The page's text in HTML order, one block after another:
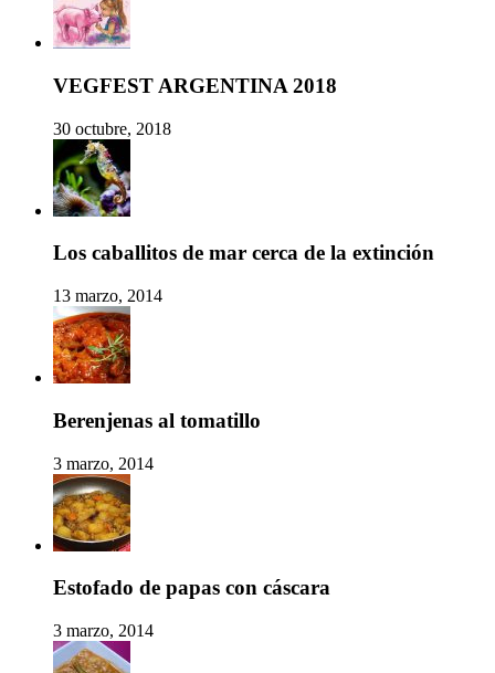
VEGFEST ARGENTINA 2018
30 octubre, 2018
Los caballitos de mar cerca de la extinción
13 marzo, 2014
Berenjenas al tomatillo
3 marzo, 2014
Estofado de papas con cáscara
3 marzo, 2014